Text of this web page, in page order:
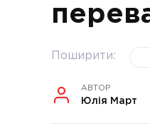
УКРАЇНА
Поширити:
АВТОР
Юлія Март